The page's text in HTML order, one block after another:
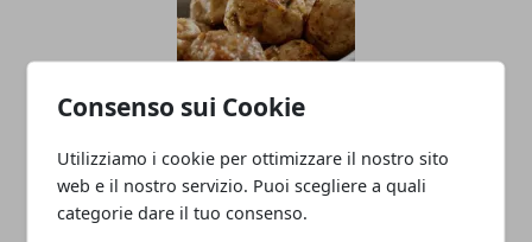
Consenso sui Cookie
Utilizziamo i cookie per ottimizzare il nostro sito
web e il nostro servizio. Puoi scegliere a quali
categorie dare il tuo consenso.
Polpette di pollo e tacchino: ricetta
facile